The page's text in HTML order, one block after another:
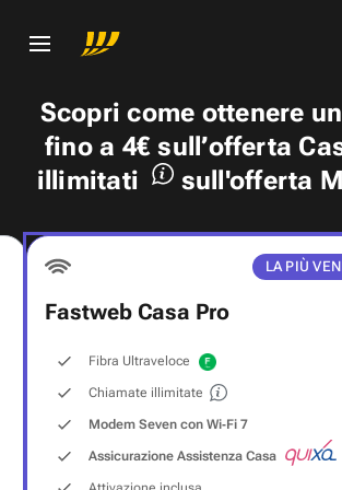
Scopri come ottenere
fino a 4€ sull’offerta
illimitati
sull'offerta
LA PIÙ
Fastweb Casa Pro
Fibra Ultraveloce
Chiamate illimitate
Modem Seven con Wi‑Fi 7
Assicurazione Assistenza Casa